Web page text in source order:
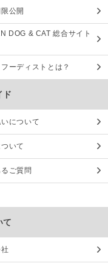
公開
DOG & CAT 総合サイト
ーディストとは？
ド
について
いて
ご質問
て